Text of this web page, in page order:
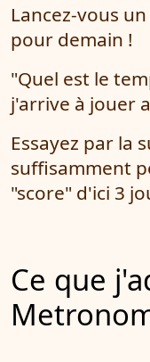
Lancez-vous
pour demain !
"Quel est le
j'arrive à jouer
Essayez par la
suffisamment
"score" d'ici 3
Ce que j'adore avec Accelo'